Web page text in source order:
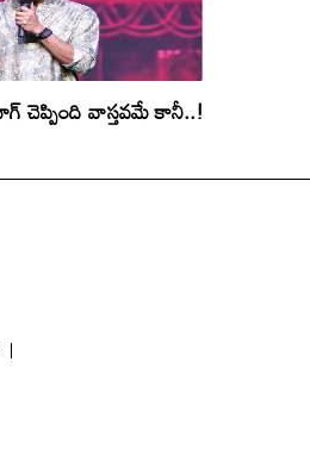
చెప్పింది వాస్తవమే కానీ..!